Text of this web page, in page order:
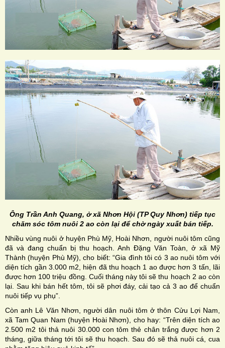
Ông Trần Anh Quang, ở xã Nhơn Hội (TP Quy Nhơn) tiếp tục
chăm sóc tôm nuôi 2 ao còn lại để chờ ngày xuất bán tiếp.
Nhiều vùng nuôi ở huyện Phù Mỹ, Hoài Nhơn, người nuôi tôm cũng
đã và đang chuẩn bị thu hoạch. Anh Đặng Văn Toàn, ở xã Mỹ
Thành (huyện Phù Mỹ), cho biết: “Gia đình tôi có 3 ao nuôi tôm với
diện tích gần 3.000 m2, hiện đã thu hoạch 1 ao được hơn 3 tấn, lãi
được hơn 100 triệu đồng. Cuối tháng này tôi sẽ thu hoạch 2 ao còn
lại. Sau khi bán hết tôm, tôi sẽ phơi đáy, cải tạo cả 3 ao để chuẩn
nuôi tiếp vụ phụ”.
Còn anh Lê Văn Nhơn, người dân nuôi tôm ở thôn Cửu Lợi Nam,
xã Tam Quan Nam (huyện Hoài Nhơn), cho hay: “Trên diện tích ao
2.500 m2 tôi thả nuôi 30.000 con tôm thẻ chân trắng được hơn 2
tháng, giữa tháng tới tôi sẽ thu hoạch. Sau đó sẽ thả nuôi cá, cua